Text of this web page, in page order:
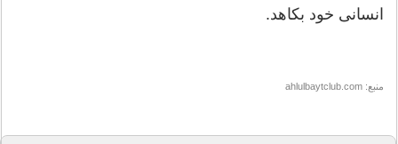
انسانى خود بكاهد.
منبع: ahlulbaytclub.com